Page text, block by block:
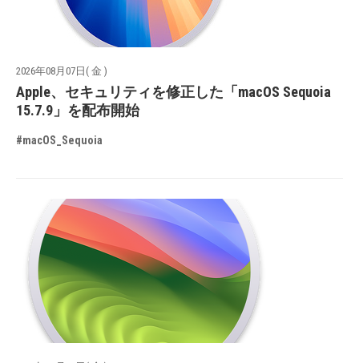
2026年08月07日( 金 )
Apple、セキュリティを修正した「macOS Sequoia
15.7.9」を配布開始
#macOS_Sequoia